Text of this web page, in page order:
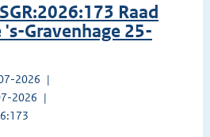
Raad
Gravenhage 25-
2026
2026